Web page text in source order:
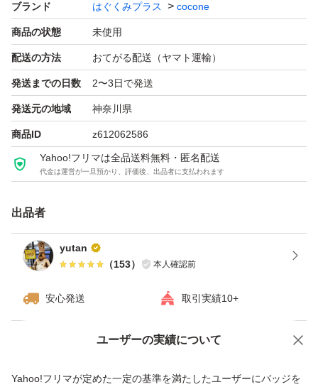
ブランド はぐくみプラス cocone
商品の状態 未使用
配送の方法 おてがる配送（ヤマト運輸）
発送までの日数 2〜3日で発送
発送元の地域 神奈川県
商品ID z612062586
Yahoo!フリマは全品送料無料・匿名配送
代金は運営が一旦預かり、評価後、出品者に支払われます
出品者
yutan
（153） 本人確認前
安心発送 取引実績10+
ユーザーの実績について
Yahoo!フリマが定めた一定の基準を満たしたユーザーにバッジを
価格の相談 商品への質問